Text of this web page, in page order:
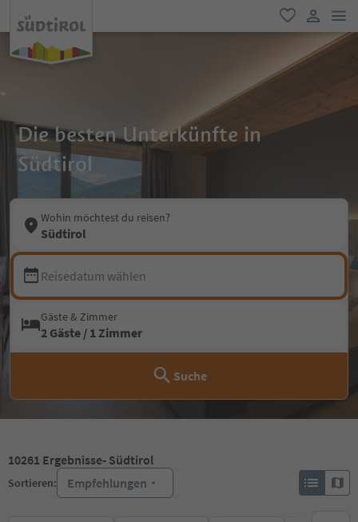
favorit
user link
Die besten Unterkünfte in
Südtirol
Wohin möchtest du reisen?
Südtirol
Reisedatum wählen
Gäste & Zimmer
2 Gäste / 1 Zimmer
Suche
10261 Ergebnisse- Südtirol
Sortieren: Empfehlungen